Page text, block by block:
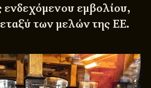
ενδεχόμενου εμβολίου,
των μελών της ΕΕ.